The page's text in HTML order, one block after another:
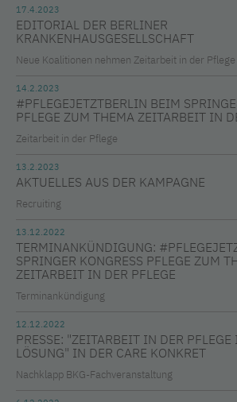
17.4.2023
EDITORIAL DER BERLINER
KRANKENHAUSGESELLSCHAFT
Neue Koalitionen nehmen Zeitarbeit in der
14.2.2023
#PFLEGEJETZTBERLIN BEIM
PFLEGE ZUM THEMA ZEITARBEIT IN
Zeitarbeit in der Pflege
13.2.2023
AKTUELLES AUS DER KAMPAGNE
Recruiting
13.12.2022
TERMINANKÜNDIGUNG:
SPRINGER KONGRESS PFLEGE ZUM
ZEITARBEIT IN DER PFLEGE
Terminankündigung
12.12.2022
PRESSE: "ZEITARBEIT IN DER
LÖSUNG" IN DER CARE KONKRET
Nachklapp BKG-Fachveranstaltung